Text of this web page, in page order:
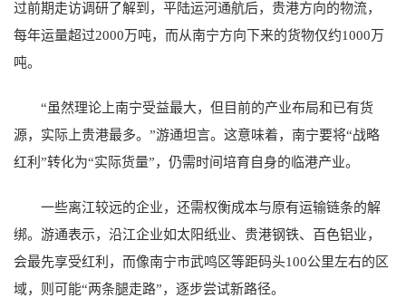
过前期走访调研了解到，平陆运河通航后，贵港方向的物流，
每年运量超过2000万吨，而从南宁方向下来的货物仅约1000万
吨。
“虽然理论上南宁受益最大，但目前的产业布局和已有货
源，实际上贵港最多。”游通坦言。这意味着，南宁要将“战略
红利”转化为“实际货量”，仍需时间培育自身的临港产业。
一些离江较远的企业，还需权衡成本与原有运输链条的解
绑。游通表示，沿江企业如太阳纸业、贵港钢铁、百色铝业，
会最先享受红利，而像南宁市武鸣区等距码头100公里左右的区
域，则可能“两条腿走路”，逐步尝试新路径。